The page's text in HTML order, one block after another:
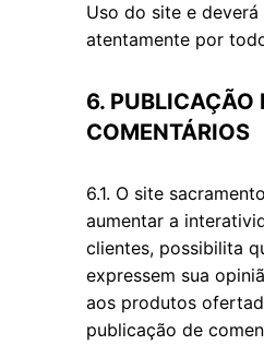
Uso do site e deverá
atentamente por
6. PUBLICAÇÃO
COMENTÁRIOS
6.1. O site
aumentar a
clientes, possibilita
expressem sua
aos produtos
publicação de